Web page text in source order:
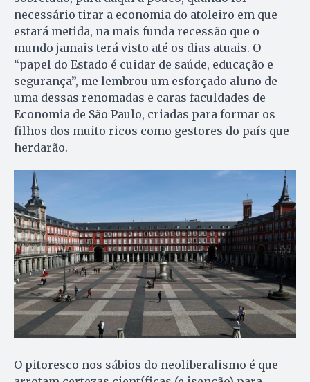
necessário tirar a economia do atoleiro em que
estará metida, na mais funda recessão que o
mundo jamais terá visto até os dias atuais. O
“papel do Estado é cuidar de saúde, educação e
segurança”, me lembrou um esforçado aluno de
uma dessas renomadas e caras faculdades de
Economia de São Paulo, criadas para formar os
filhos dos muito ricos como gestores do país que
herdarão.
O pitoresco nos sábios do neoliberalismo é que